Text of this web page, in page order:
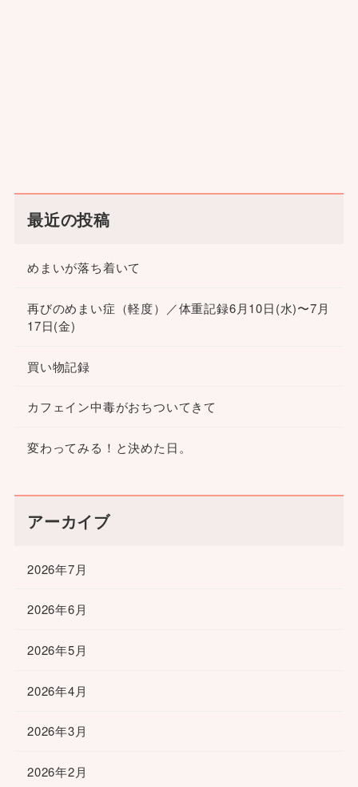
最近の投稿
めまいが落ち着いて
再びのめまい症（軽度）／体重記録6月10日(水)〜7月
17日(金)
買い物記録
カフェイン中毒がおちついてきて
変わってみる！と決めた日。
アーカイブ
2026年7月
2026年6月
2026年5月
2026年4月
2026年3月
2026年2月